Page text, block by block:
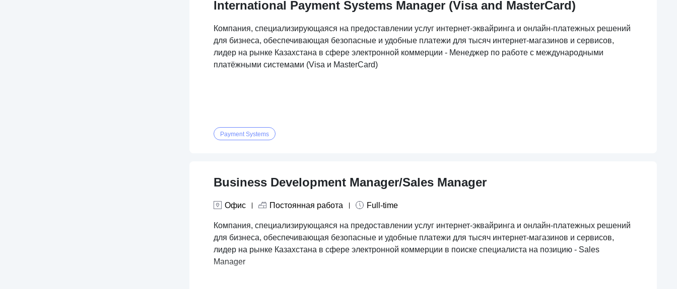
International Payment Systems Manager (Visa and MasterCard)
Компания, специализирующаяся на предоставлении услуг интернет-эквайринга и онлайн-платежных решений
для бизнеса, обеспечивающая безопасные и удобные платежи для тысяч интернет-магазинов и сервисов,
лидер на рынке Казахстана в сфере электронной коммерции - Менеджер по работе с международными
платёжными системами (Visa и MasterCard)
Payment Systems
Business Development Manager/Sales Manager
Офис Постоянная работа Full-time
Компания, специализирующаяся на предоставлении услуг интернет-эквайринга и онлайн-платежных решений
для бизнеса, обеспечивающая безопасные и удобные платежи для тысяч интернет-магазинов и сервисов,
лидер на рынке Казахстана в сфере электронной коммерции в поиске специалиста на позицию - Sales
Manager